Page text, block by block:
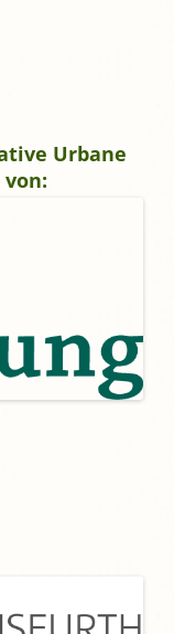
Urbane